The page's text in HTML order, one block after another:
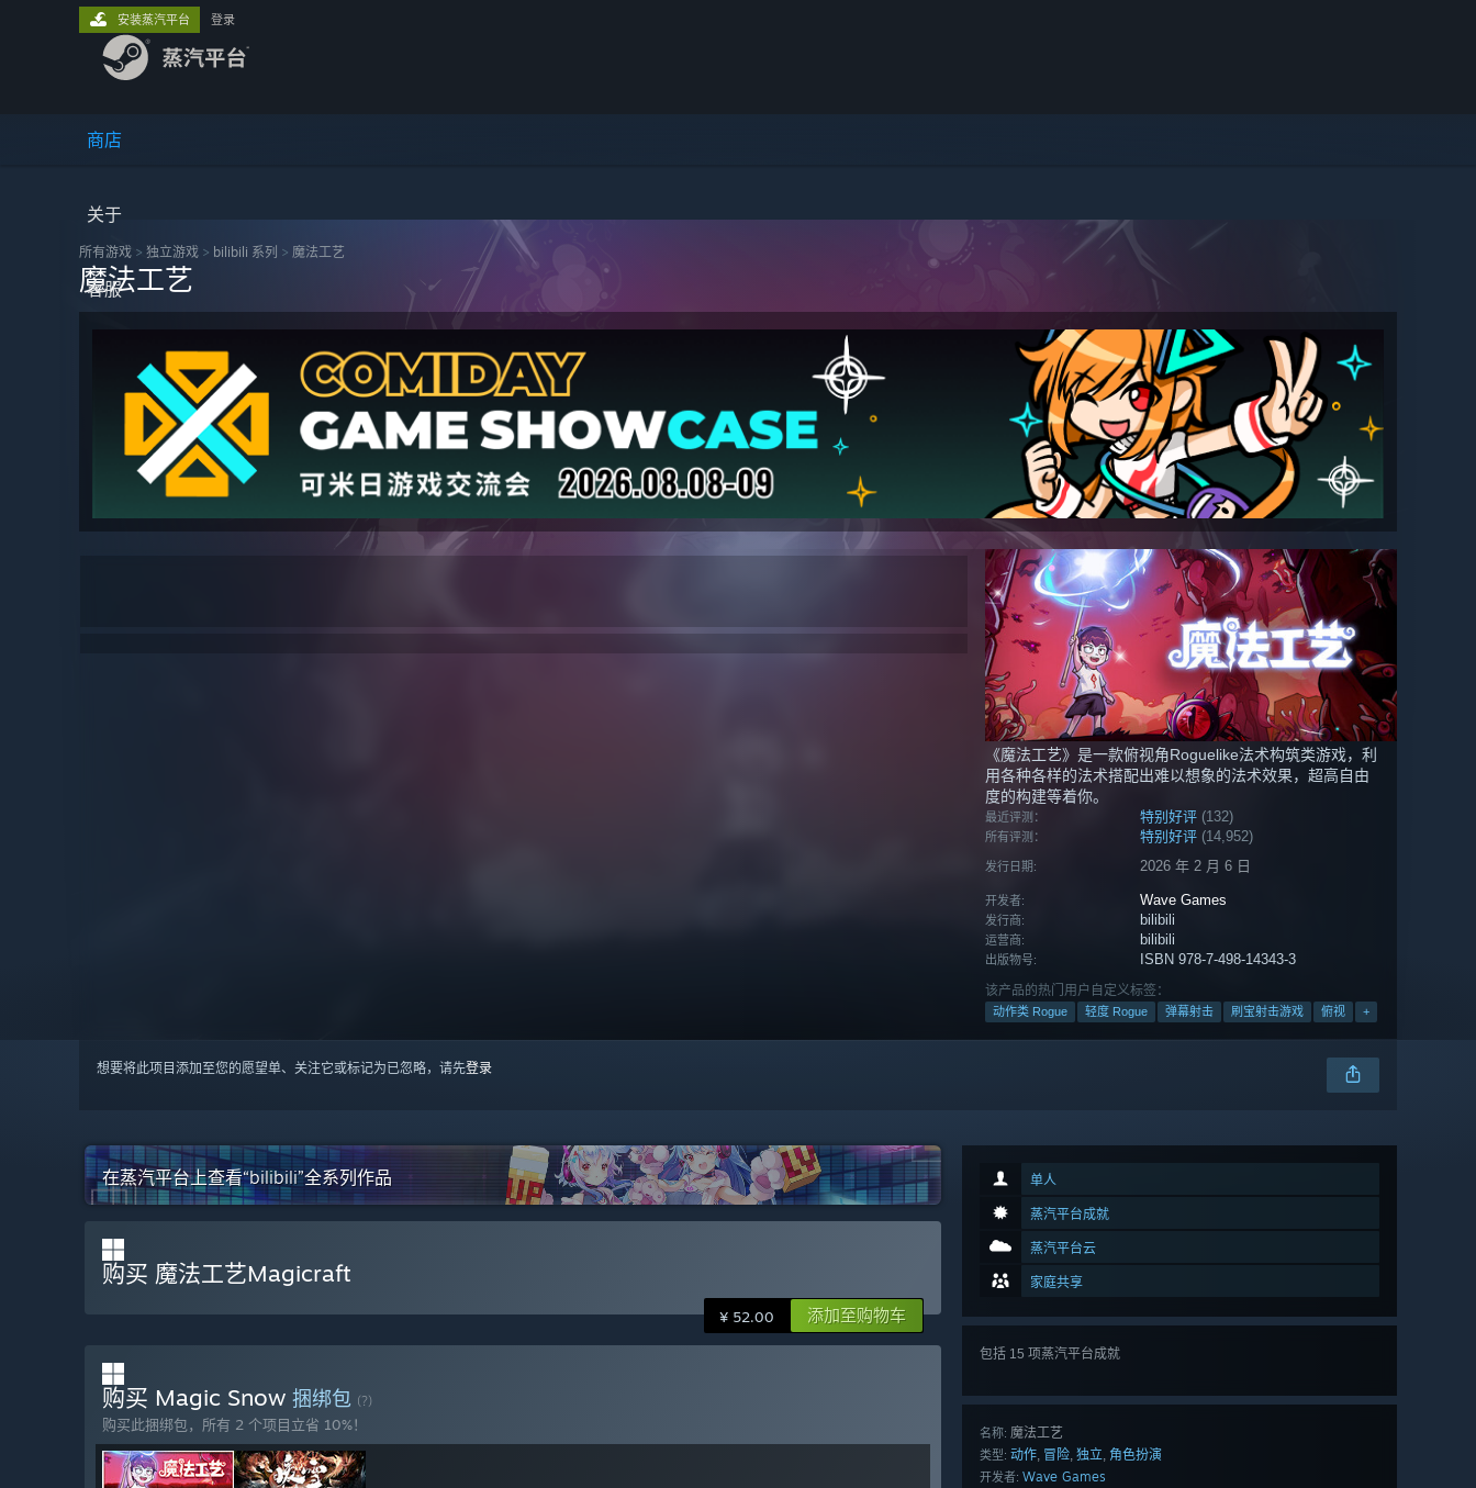
商店
关于
客服
安装蒸汽平台 登录
所有游戏 > 独立‎游戏 > bilibili 系列 > 魔法工艺
魔法工艺
《魔法工艺》是一款俯视角Roguelike法术构筑类游戏，利
用各种各样的法术搭配出难以想象的法术效果，超高自由
度的构建等着你。
最近评测： 特别好评 (132)
所有评测： 特别好评 (14,952)
发行日期: 2026 年 2 月 6 日
开发者: Wave Games
发行商: bilibili
运营商: bilibili
出版物号: ISBN 978-7-498-14343-3
该产品的热门用户自定义标签：
动作类 Rogue 轻度 Rogue 弹幕射击 刷宝射击游戏 俯视 +
想要将此项目添加至您的愿望单、关注它或标记为已忽略，请先登录
单人
蒸汽平台成就
蒸汽平台云
家庭共享
包括 15 项蒸汽平台成就
名称: 魔法工艺
类型: 动作 冒险 独立 角色扮演
开发者: Wave Games
在蒸汽平台上查看“bilibili”全系列作品
购买 魔法工艺Magicraft
¥ 52.00 添加至购物车
购买 Magic Snow 捆绑包 (?)
购买此捆绑包，所有 2 个项目立省 10%！